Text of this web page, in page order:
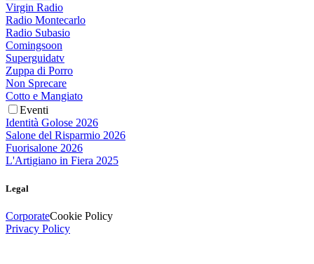
Virgin Radio
Radio Montecarlo
Radio Subasio
Comingsoon
Superguidatv
Zuppa di Porro
Non Sprecare
Cotto e Mangiato
Eventi
Identità Golose 2026
Salone del Risparmio 2026
Fuorisalone 2026
L'Artigiano in Fiera 2025
Legal
CorporateCookie Policy
Privacy Policy